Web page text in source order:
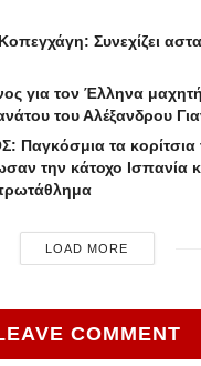
Συνεχίζει
για τον Έλληνα
του Αλέξανδρου
Παγκόσμια τα κορίτσια
την κάτοχο Ισπανία
LOAD MORE
COMMENT